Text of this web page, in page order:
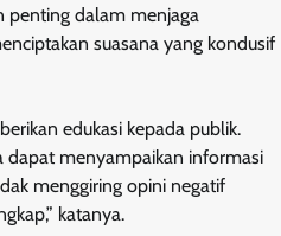
penting dalam menjaga
suasana yang kondusif
edukasi kepada publik.
dapat menyampaikan informasi
menggiring opini negatif
katanya.